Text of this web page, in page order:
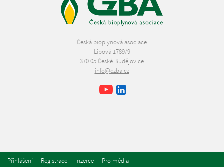
Česká bioplynová asociace
Lipová 1789/9
370 05 České Budějovice
info@czba.cz
Facebook
Youtube
Přihlášení Registrace Inzerce Pro média